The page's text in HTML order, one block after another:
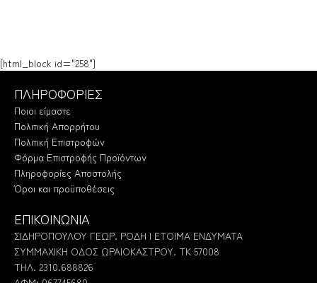
[html_block id="258"]
ΠΛΗΡΟΦΟΡΙΕΣ
Ποιοι είμαστε
Πολιτική Απορρήτου
Πολιτική Επιστροφών
Φόρμα Επιστροφής Προϊόντων
Πληροφορίες Αποστολής
Όροι και προϋποθέσεις
ΕΠΙΚΟΙΝΩΝΙΑ
ΣΙΔΗΡΟΠΟΥΛΟΥ ΓΕΩΡ. ΡΟΔΗ | ΕΤΟΙΜΑ ΕΝΔΥΜΑΤΑ
ΣΥΜΜΑΧΙΚΗ ΟΔΟΣ ΩΡΑΙΟΚΑΣΤΡΟΥ. ΤΚ 57008
ΤΗΛ. 2310.688826